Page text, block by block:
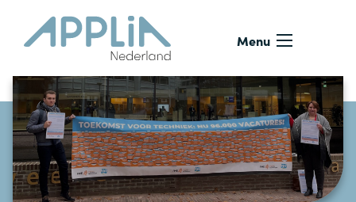
Ga naar de inhoud
Menu